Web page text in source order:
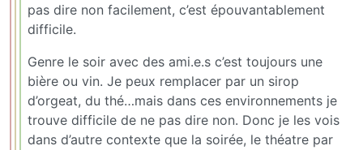
pas dire non facilement, c’est épouvantablement
difficile.
Genre le soir avec des ami.e.s c’est toujours une
bière ou vin. Je peux remplacer par un sirop
d’orgeat, du thé…mais dans ces environnements je
trouve difficile de ne pas dire non. Donc je les vois
dans d’autre contexte que la soirée, le théatre par